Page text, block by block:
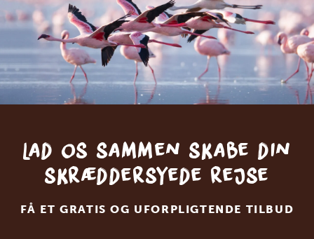
Lad os sammen skabe din
skræddersyede rejse
FÅ ET GRATIS OG UFORPLIGTENDE TILBUD